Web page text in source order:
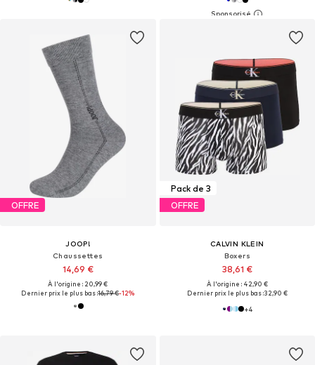
OFFRE
JOOP!
Chaussettes
14,69 €
À l'origine : 20,99 €
Dernier prix le plus bas :16,79 €-12%
Pack de 3
OFFRE
CALVIN KLEIN
Boxers
38,61 €
À l'origine : 42,90 €
Dernier prix le plus bas :32,90 €
+4